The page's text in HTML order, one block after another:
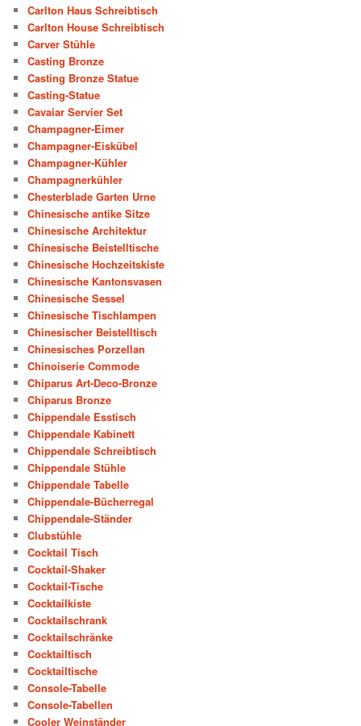
Carlton Haus Schreibtisch
Carlton House Schreibtisch
Carver Stühle
Casting Bronze
Casting Bronze Statue
Casting-Statue
Cavaiar Servier Set
Champagner-Eimer
Champagner-Eiskübel
Champagner-Kühler
Champagnerkühler
Chesterblade Garten Urne
Chinesische antike Sitze
Chinesische Architektur
Chinesische Beistelltische
Chinesische Hochzeitskiste
Chinesische Kantonsvasen
Chinesische Sessel
Chinesische Tischlampen
Chinesischer Beistelltisch
Chinesisches Porzellan
Chinoiserie Commode
Chiparus Art-Deco-Bronze
Chiparus Bronze
Chippendale Esstisch
Chippendale Kabinett
Chippendale Schreibtisch
Chippendale Stühle
Chippendale Tabelle
Chippendale-Bücherregal
Chippendale-Ständer
Clubstühle
Cocktail Tisch
Cocktail-Shaker
Cocktail-Tische
Cocktailkiste
Cocktailschrank
Cocktailschränke
Cocktailtisch
Cocktailtische
Console-Tabelle
Console-Tabellen
Cooler Weinständer